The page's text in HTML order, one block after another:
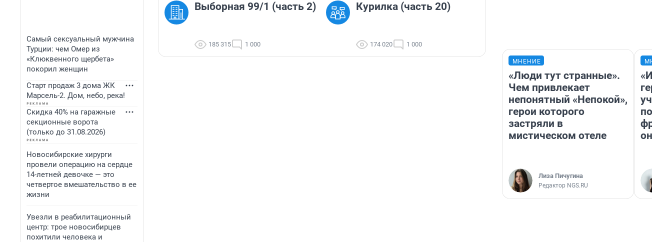
Самый сексуальный мужчина
Турции: чем Омер из
«Клюквенного щербета»
покорил женщин
Старт продаж 3 дома ЖК
Марсель-2. Дом, небо, река!
Скидка 40% на гаражные
секционные ворота
(только до 31.08.2026)
Новосибирские хирурги
провели операцию на сердце
14-летней девочке — это
четвертое вмешательство в ее
жизни
Увезли в реабилитационный
центр: трое новосибирцев
похитили человека и
Выборная 99/1 (часть 2)
185 315 1 000
Курилка (часть 20)
174 020 1 000
МНЕНИЕ
«Люди тут странные».
Чем привлекает
непонятный «Непокой»,
герои которого
застряли в
мистическом отеле
Лиза Пичугина
Редактор NGS.RU
учит
она